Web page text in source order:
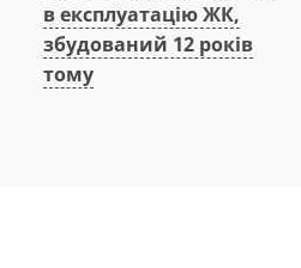
в експлуатацію ЖК,
збудований 12 років
тому